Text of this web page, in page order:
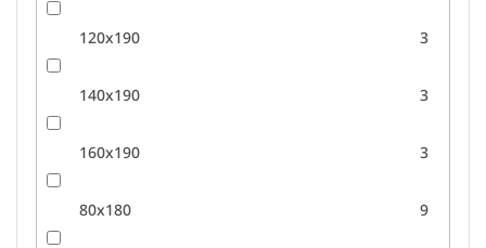
120x190 3
140x190 3
160x190 3
80x180 9